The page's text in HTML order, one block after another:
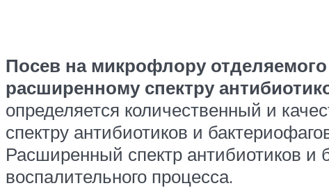
Посев на микрофлору отделяемого
расширенному спектру
определяется количественный и
спектру антибиотиков и
Расширенный спектр антибиотиков и
воспалительного процесса.